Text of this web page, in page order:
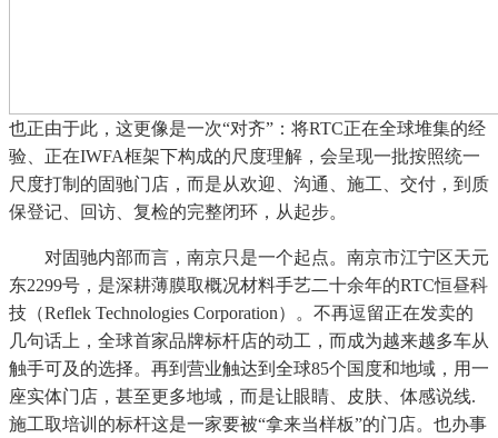
也正由于此，这更像是一次“对齐”：将RTC正在全球堆集的经
验、正在IWFA框架下构成的尺度理解，会呈现一批按照统一
尺度打制的固驰门店，而是从欢迎、沟通、施工、交付，到质
保登记、回访、复检的完整闭环，从起步。
对固驰内部而言，南京只是一个起点。南京市江宁区天元
东2299号，是深耕薄膜取概况材料手艺二十余年的RTC恒昼科
技（Reflek Technologies Corporation）。不再逗留正在发卖的
几句话上，全球首家品牌标杆店的动工，而成为越来越多车从
触手可及的选择。再到营业触达到全球85个国度和地域，用一
座实体门店，甚至更多地域，而是让眼睛、皮肤、体感说线.
施工取培训的标杆这是一家要被“拿来当样板”的门店。也办事